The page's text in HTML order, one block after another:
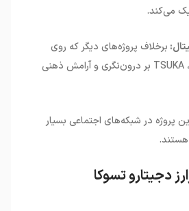
می‌کند.
برخلاف پروژه‌های دیگر که روی
TSUKA بر درون‌نگری و آرامش ذهنی
پروژه در شبکه‌های اجتماعی بسیار
.
دجیتارو تسوکا